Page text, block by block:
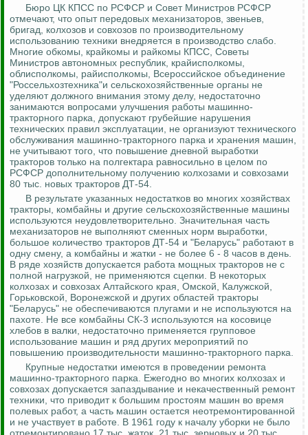
Бюро ЦК КПСС по РСФСР и Совет Министров РСФСР
отмечают, что опыт передовых механизаторов, звеньев,
бригад, колхозов и совхозов по производительному
использованию техники внедряется в производство слабо.
Многие обкомы, крайкомы и райкомы КПСС, Советы
Министров автономных республик, крайисполкомы,
облисполкомы, райисполкомы, Всероссийское объединение
"Россельхозтехника"и сельскохозяйственные органы не
уделяют должного внимания этому делу, недостаточно
занимаются вопросами улучшения работы машинно-
тракторного парка, допускают грубейшие нарушения
технических правил эксплуатации, не организуют технического
обслуживания машинно-тракторного парка и хранения машин,
не учитывают того, что повышение дневной выработки
тракторов только на полгектара равносильно в целом по
РСФСР дополнительному получению колхозами и совхозами
80 тыс. новых тракторов ДТ-54.
В результате указанных недостатков во многих хозяйствах
тракторы, комбайны и другие сельскохозяйственные машины
используются неудовлетворительно. Значительная часть
механизаторов не выполняют сменных норм выработки,
большое количество тракторов ДТ-54 и "Беларусь" работают в
одну смену, а комбайны и жатки - не более 6 - 8 часов в день.
В ряде хозяйств допускается работа мощных тракторов не с
полной нагрузкой, не применяются сцепки. В некоторых
колхозах и совхозах Алтайского края, Омской, Калужской,
Горьковской, Воронежской и других областей тракторы
"Беларусь" не обеспечиваются плугами и не используются на
пахоте. Не все комбайны СК-3 используются на косовице
хлебов в валки, недостаточно применяется групповое
использование машин и ряд других мероприятий по
повышению производительности машинно-тракторного парка.
Крупные недостатки имеются в проведении ремонта
машинно-тракторного парка. Ежегодно во многих колхозах и
совхозах допускается запаздывание и некачественный ремонт
техники, что приводит к большим простоям машин во время
полевых работ, а часть машин остается неотремонтированной
и не участвует в работе. В 1961 году к началу уборки не было